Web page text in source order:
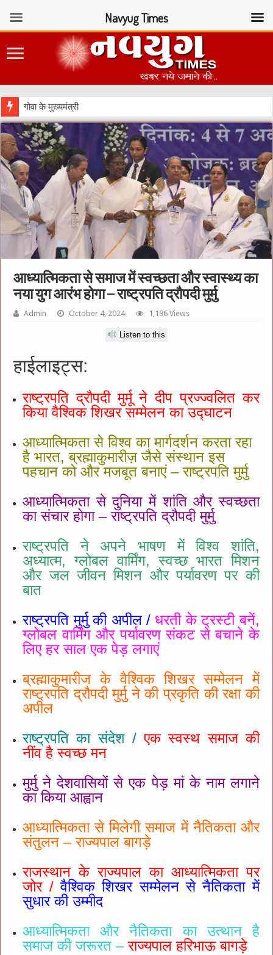
आध्यात्मिकता से समाज में स्वच्छता और स्वास्थ्य का
नया युग आरंभ होगा – राष्ट्रपति द्रौपदी मुर्मु
Admin October 4, 2024 1,196 Views
Listen to this
हाईलाइट्स:
राष्ट्रपति द्रौपदी मुर्मू ने दीप प्रज्ज्वलित कर
किया वैश्विक शिखर सम्मेलन का उद्घाटन
आध्यात्मिकता से विश्व का मार्गदर्शन करता रहा
है भारत, ब्रह्माकुमारीज़ जैसे संस्थान इस
पहचान को और मजबूत बनाएं – राष्ट्रपति मुर्मु
आध्यात्मिकता से दुनिया में शांति और स्वच्छता
का संचार होगा – राष्ट्रपति द्रौपदी मुर्मु
राष्ट्रपति ने अपने भाषण में विश्व शांति,
अध्यात्म, ग्लोबल वार्मिंग, स्वच्छ भारत मिशन
और जल जीवन मिशन और पर्यावरण पर की
बात
राष्ट्रपति मुर्मु की अपील / धरती के ट्रस्टी बनें,
ग्लोबल वार्मिंग और पर्यावरण संकट से बचाने के
लिए हर साल एक पेड़ लगाएं
ब्रह्माकुमारीज के वैश्विक शिखर सम्मेलन में
राष्ट्रपति द्रौपदी मुर्मु ने की प्रकृति की रक्षा की
अपील
राष्ट्रपति का संदेश /एक स्वस्थ समाज की
नींव है स्वच्छ मन
मुर्मु ने देशवासियों से एक पेड़ मां के नाम लगाने
का किया आह्वान
आध्यात्मिकता से मिलेगी समाज में नैतिकता और
संतुलन – राज्यपाल बागड़े
राजस्थान के राज्यपाल का आध्यात्मिकता पर
जोर / वैश्विक शिखर सम्मेलन से नैतिकता में
सुधार की उम्मीद
आध्यात्मिकता और नैतिकता का उत्थान है
समाज की जरूरत –राज्यपाल हरिभाऊ बागड़े
Navyug Times